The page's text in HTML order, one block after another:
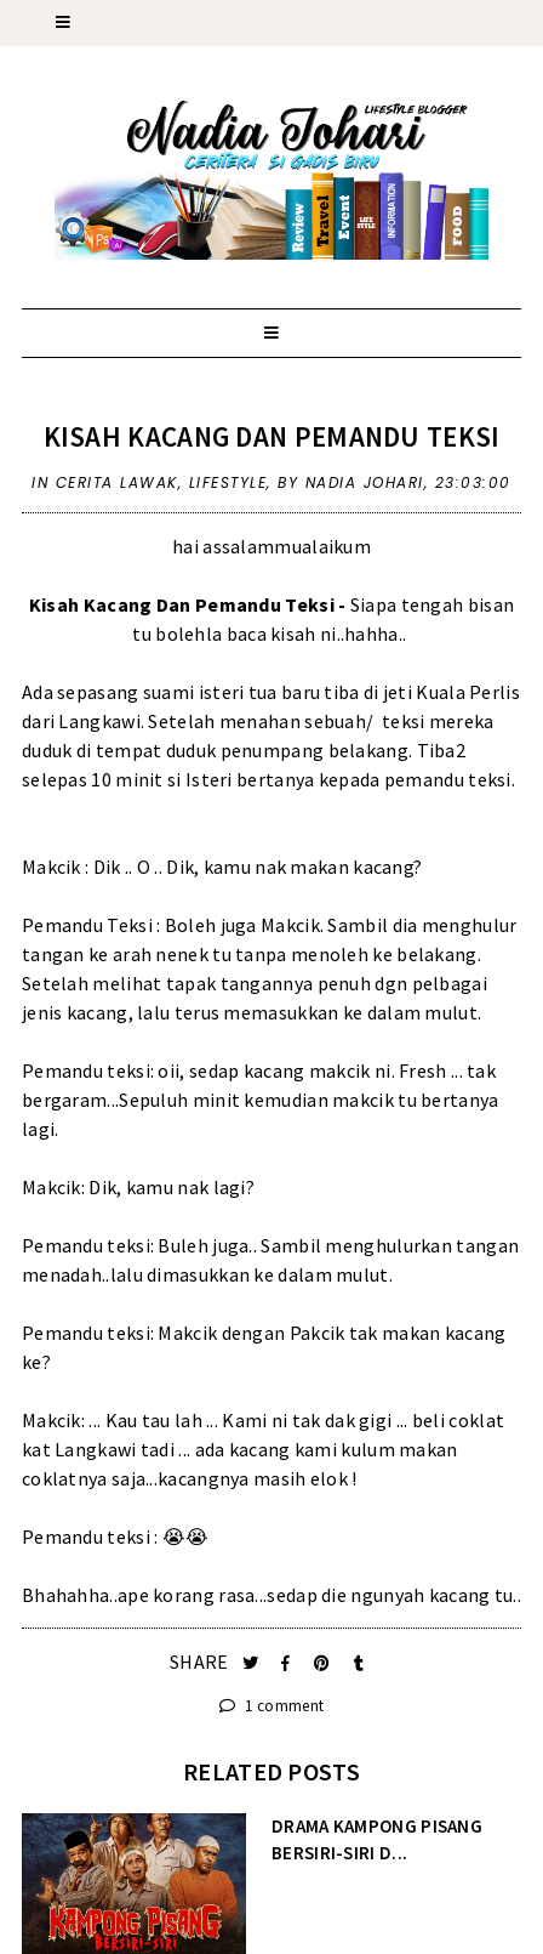
KISAH KACANG DAN PEMANDU TEKSI
IN CERITA LAWAK, LIFESTYLE,BY NADIA JOHARI, 23:03:00
hai assalammualaikum
Kisah Kacang Dan Pemandu Teksi - Siapa tengah bisan
tu bolehla baca kisah ni..hahha..
Ada sepasang suami isteri tua baru tiba di jeti Kuala Perlis
dari Langkawi. Setelah menahan sebuah/ teksi mereka
duduk di tempat duduk penumpang belakang. Tiba2
selepas 10 minit si Isteri bertanya kepada pemandu teksi.
Makcik : Dik .. O .. Dik, kamu nak makan kacang?
Pemandu Teksi : Boleh juga Makcik. Sambil dia menghulur
tangan ke arah nenek tu tanpa menoleh ke belakang.
Setelah melihat tapak tangannya penuh dgn pelbagai
jenis kacang, lalu terus memasukkan ke dalam mulut.
Pemandu teksi: oii, sedap kacang makcik ni. Fresh ... tak
bergaram...Sepuluh minit kemudian makcik tu bertanya
lagi.
Makcik: Dik, kamu nak lagi?
Pemandu teksi: Buleh juga.. Sambil menghulurkan tangan
menadah..lalu dimasukkan ke dalam mulut.
Pemandu teksi: Makcik dengan Pakcik tak makan kacang
ke?
Makcik: ... Kau tau lah ... Kami ni tak dak gigi ... beli coklat
kat Langkawi tadi ... ada kacang kami kulum makan
coklatnya saja...kacangnya masih elok !
Pemandu teksi : 😭😭
Bhahahha..ape korang rasa...sedap die ngunyah kacang tu..
SHARE
1 comment
RELATED POSTS
DRAMA KAMPONG PISANG
BERSIRI-SIRI D...